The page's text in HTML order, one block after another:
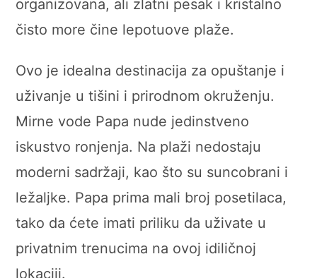
organizovana, ali zlatni pesak i kristalno
čisto more čine lepotuove plaže.
Ovo je idealna destinacija za opuštanje i
uživanje u tišini i prirodnom okruženju.
Mirne vode Papa nude jedinstveno
iskustvo ronjenja. Na plaži nedostaju
moderni sadržaji, kao što su suncobrani i
ležaljke. Papa prima mali broj posetilaca,
tako da ćete imati priliku da uživate u
privatnim trenucima na ovoj idiličnoj
lokaciji.